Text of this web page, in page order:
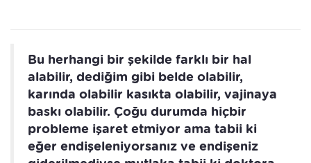
Bu herhangi bir şekilde farklı bir hal
alabilir, dediğim gibi belde olabilir,
karında olabilir kasıkta olabilir, vajinaya
baskı olabilir. Çoğu durumda hiçbir
probleme işaret etmiyor ama tabii ki
eğer endişeleniyorsanız ve endişeniz